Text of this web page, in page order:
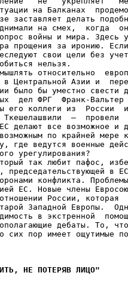
на Балканах
заставляет делать
на смех,  когда
войны и мира. Здесь
прощения за иронию.
свои цели без
нельзя.
относительно
Центральной Азии и
было бы уместно свести
дел ФРГ  Франк-Вальтер
его коллеги из  России
–  провели
делают все возможное и
по крайней мере
где ведутся военные
урегулирования?
так любит пафос,
председательствующей в
конфликта.
ЕС. Новые члены
России, которая
Западной Европы.
в экстренной
дебаты. То,
сих пор имеет ощутимые
НЕ ПОТЕРЯВ ЛИЦО"